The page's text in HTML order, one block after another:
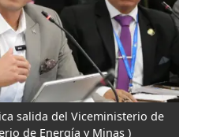
salida del Viceministerio de
de Energía y Minas )